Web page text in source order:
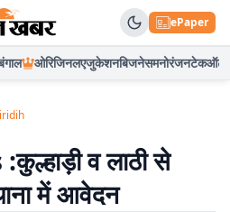
ePaper
ओरिजिनलएजुकेशनबिजनेसमनोरंजनटेकऑटो
व लाठी से
में आवेदन